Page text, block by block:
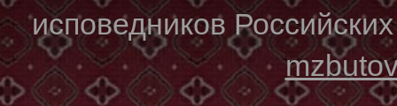
исповедников